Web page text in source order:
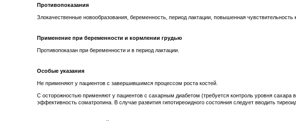
Противопоказания
Злокачественные новообразования, беременность, период лактации, повышенная чувствительность
Применение при беременности и кормлении грудью
Противопоказан при беременности и в период лактации.
Особые указания
Не применяют у пациентов с завершившимся процессом роста костей.
С осторожностью применяют у пациентов с сахарным диабетом (требуется контроль уровня
эффективность соматропина. В случае развития гипотиреоидного состояния следует вводить